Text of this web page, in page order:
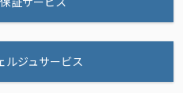
ルジュサービス